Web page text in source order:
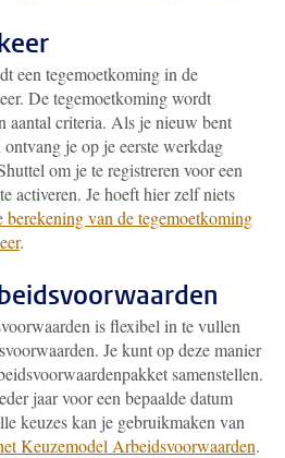
een tegemoetkoming in de
De tegemoetkoming wordt
aantal criteria. Als je nieuw bent
je op je eerste werkdag
om je te registreren voor een
activeren. Je hoeft hier zelf niets
berekening van de tegemoetkoming
.
is flexibel in te vullen
Je kunt op deze manier
samenstellen.
jaar voor een bepaalde datum
keuzes kan je gebruikmaken van
Keuzemodel Arbeidsvoorwaarden.